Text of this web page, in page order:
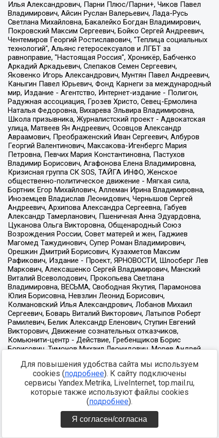
Для повышения удобства сайта мы используем
cookies (подробнее). К сайту подключены
сервисы Yandex.Metrika, LiveInternet, top.mail.ru,
которые также используют файлы cookies
(подробнее).
Я согласен/согласна